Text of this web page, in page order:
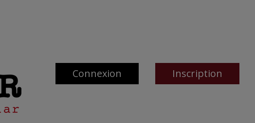
Connexion Inscription